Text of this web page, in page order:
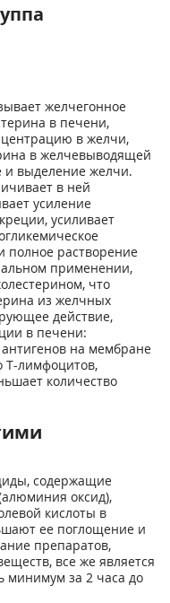
желчегонное
в печени,
в желчи,
в желчевыводящей
и выделение желчи.
в ней
усиление
усиливает
полное растворение
применении,
что
из желчных
действие,
в печени:
на мембране
Т-лимфоцитов,
количество
содержащие
оксид),
кислоты в
ее поглощение и
препаратов,
все же является
минимум за 2 часа до